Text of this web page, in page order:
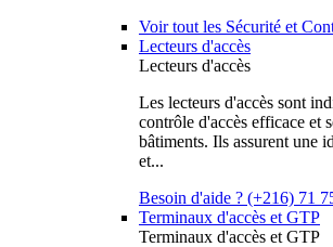
Voir tout les Sécurité et
Lecteurs d'accès
Lecteurs d'accès
Les lecteurs d'accès sont
contrôle d'accès efficace et
bâtiments. Ils assurent une
et...
Besoin d'aide ? (+216) 71
Terminaux d'accès et GTP
Terminaux d'accès et GTP